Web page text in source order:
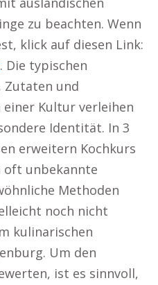
zu beachten. Wenn
klick auf diesen Link:
. Die typischen
Zutaten und
Kultur verleihen
Identität. In 3
erweitern Kochkurs
oft unbekannte
Methoden
noch nicht
kulinarischen
Um den
ist es sinnvoll,